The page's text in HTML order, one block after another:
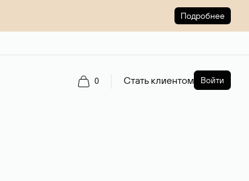
Подробнее
0 Стать клиентом Войти